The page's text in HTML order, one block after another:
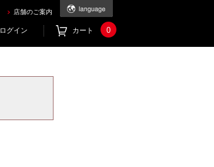
店舗のご案内
ログイン カート 0